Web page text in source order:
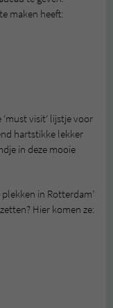
maken heeft:
visit’ lijstje voor
hartstikke lekker
in deze mooie
in Rotterdam’
Hier komen ze: